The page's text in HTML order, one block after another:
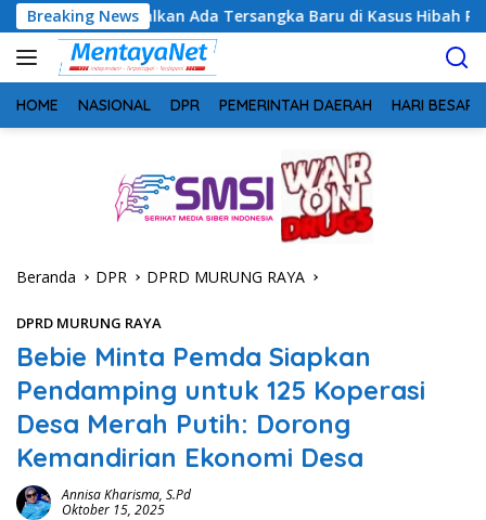
Langsung
ke
konten
Breaking News
Ada Tersangka Baru di Kasus Hibah Rp40 Miliar
HOME NASIONAL DPR PEMERINTAH DAERAH HARI BESAR
Beranda DPR DPRD MURUNG RAYA
DPRD MURUNG RAYA
Bebie Minta Pemda Siapkan
Pendamping untuk 125 Koperasi
Desa Merah Putih: Dorong
Kemandirian Ekonomi Desa
Annisa Kharisma, S.Pd
Oktober 15, 2025